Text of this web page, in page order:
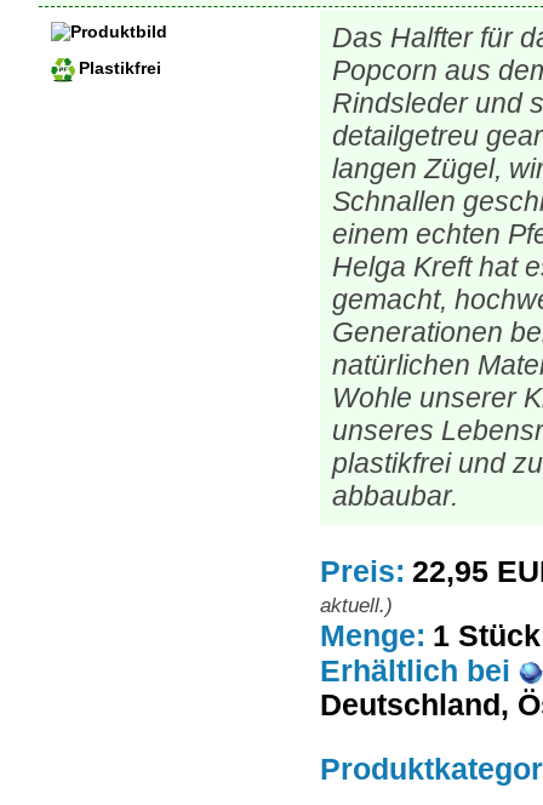
Plastikfrei
Das Halfter für
Popcorn aus
Rindsleder und
detailgetreu
langen Zügel,
Schnallen
einem echten
Helga Kreft hat
gemacht,
Generationen
natürlichen
Wohle unserer
unseres
plastikfrei und
abbaubar.
Preis: 22,95
aktuell.)
Menge: 1 Stück
Erhältlich bei
Deutschland,